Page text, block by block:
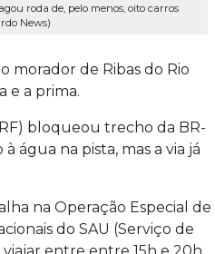
roda de, pelo menos, oito carros
News)
morador de Ribas do Rio
e a prima.
bloqueou trecho da BR-
água na pista, mas a via já
na Operação Especial de
do SAU (Serviço de
entre entre 15h e 20h,